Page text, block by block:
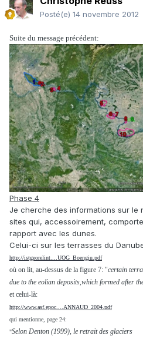
Posté(e) 14 novembre 2012
Suite du message précédent:
Phase 4
Je cherche des informations sur le
sites qui, accessoirement,
rapport avec les dunes.
Celui-ci sur les terrasses du
http://istgeorelint....UOG_Boengiu.pdf
où on lit, au-dessus de la figure 7: "certain
due to the eolian deposits,which formed after
et celui-là:
http://www.asf.epoc....ANNAUD_2004.pdf
qui mentionne, page 24:
"Selon Denton (1999), le retrait des glaciers